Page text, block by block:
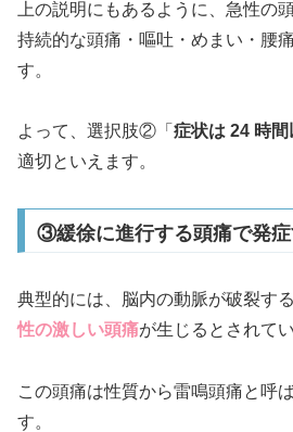
上の説明にもあるように、急性の
持続的な頭痛・嘔吐・めまい・腰
す。
よって、選択肢②「 症状は 24 時
適切といえます。
③緩徐に進行する頭痛で発症
典型的には、脳内の動脈が破裂す
性の激しい頭痛が生じるとされてい
この頭痛は性質から雷鳴頭痛と呼
す。